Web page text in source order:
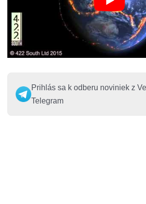
Prihlás sa k odberu noviniek z
Telegram